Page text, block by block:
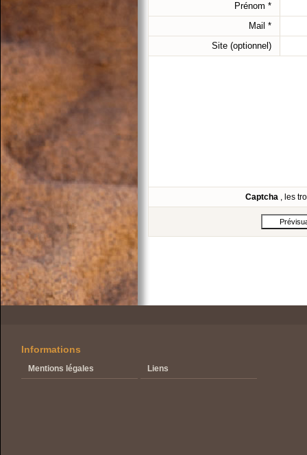
Prénom *
Mail *
Site (optionnel)
Captcha , les
Informations
Mentions légales Liens